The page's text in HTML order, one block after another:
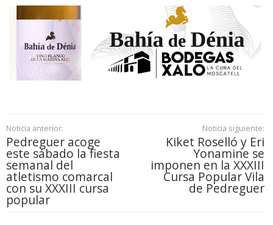
Noticia anterior:
Pedreguer acoge
este sábado la fiesta
semanal del
atletismo comarcal
con su XXXIII cursa
popular
Noticia siguiente:
Kiket Roselló y Eri
Yonamine se
imponen en la XXXIII
Cursa Popular Vila
de Pedreguer